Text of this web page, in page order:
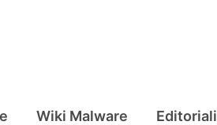
Wiki Malware Editoriali